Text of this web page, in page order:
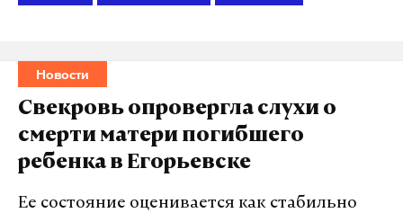
Новости
Свекровь опровергла слухи о
смерти матери погибшего
ребенка в Егорьевске
Ее состояние оценивается как стабильно